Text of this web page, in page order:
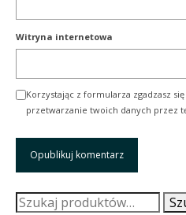
Witryna internetowa
Korzystając z formularza zgadzasz
przetwarzanie twoich danych przez
Szukaj: